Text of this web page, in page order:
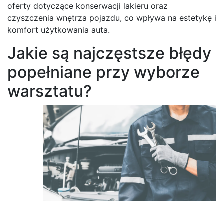
oferty dotyczące konserwacji lakieru oraz
czyszczenia wnętrza pojazdu, co wpływa na estetykę i
komfort użytkowania auta.
Jakie są najczęstsze błędy
popełniane przy wyborze
warsztatu?